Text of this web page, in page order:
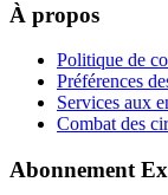
À propos
Politique de
Préférences
Services aux
Combat des
Abonnement